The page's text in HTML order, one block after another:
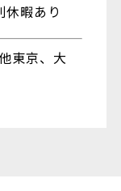
暇あり
東京、大